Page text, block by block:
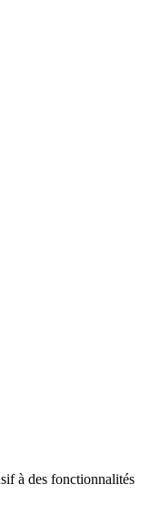
à des fonctionnalités